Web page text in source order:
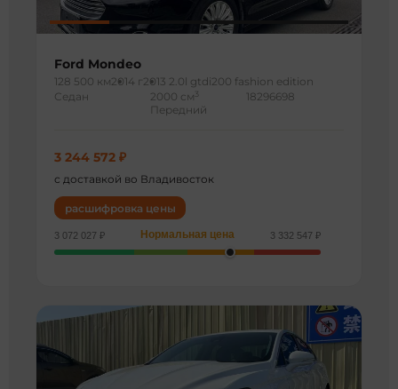
Ford Mondeo
128 500 км2014 г 2013 2.0l gtdi200 fashion edition
Седан
2000 см 3
Передний
18296698
3 244 572 ₽
с доставкой во Владивосток
расшифровка цены
3 072 027 ₽ Нормальная цена 3 332 547 ₽